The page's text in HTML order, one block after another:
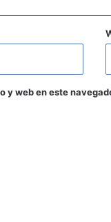
y web en este